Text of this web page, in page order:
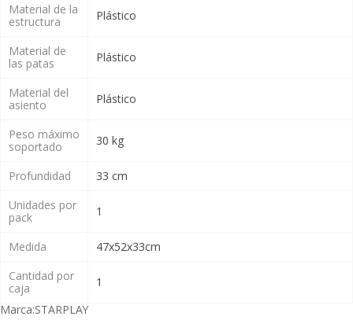
Material de la
estructura
Plástico
Material de
las patas
Plástico
Material del
asiento
Plástico
Peso máximo
soportado
30 kg
Profundidad
33 cm
Unidades por
pack
1
Medida
47x52x33cm
Cantidad por
caja
1
Marca:STARPLAY